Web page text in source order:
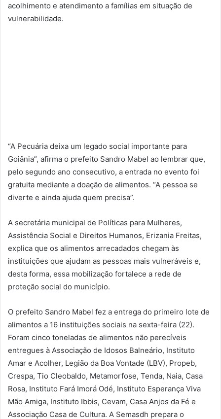
acolhimento e atendimento a famílias em situação de
vulnerabilidade.
“A Pecuária deixa um legado social importante para
Goiânia”, afirma o prefeito Sandro Mabel ao lembrar que,
pelo segundo ano consecutivo, a entrada no evento foi
gratuita mediante a doação de alimentos. “A pessoa se
diverte e ainda ajuda quem precisa”.
A secretária municipal de Políticas para Mulheres,
Assistência Social e Direitos Humanos, Erizania Freitas,
explica que os alimentos arrecadados chegam às
instituições que ajudam as pessoas mais vulneráveis e,
desta forma, essa mobilização fortalece a rede de
proteção social do município.
O prefeito Sandro Mabel fez a entrega do primeiro lote de
alimentos a 16 instituições sociais na sexta-feira (22).
Foram cinco toneladas de alimentos não perecíveis
entregues à Associação de Idosos Balneário, Instituto
Amar e Acolher, Legião da Boa Vontade (LBV), Propeb,
Crespa, Tio Cleobaldo, Metamorfose, Tenda, Naia, Casa
Rosa, Instituto Fará Imorá Odé, Instituto Esperança Viva
Mão Amiga, Instituto Ibbis, Cevam, Casa Anjos da Fé e
Associação Casa de Cultura. A Semasdh prepara o